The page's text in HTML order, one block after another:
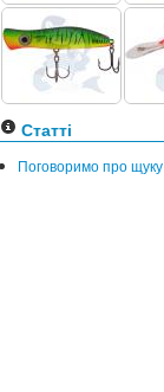
Статті
Поговоримо про щуку